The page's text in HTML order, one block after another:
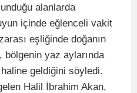
alanlarda
içinde eğlenceli vakit
eşliğinde doğanın
bölgenin yaz aylarında
geldiğini söyledi.
Halil İbrahim Akan,